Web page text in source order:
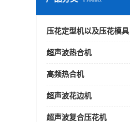
压花定型机以及压花模具
超声波热合机
高频热合机
超声波花边机
超声波复合压花机